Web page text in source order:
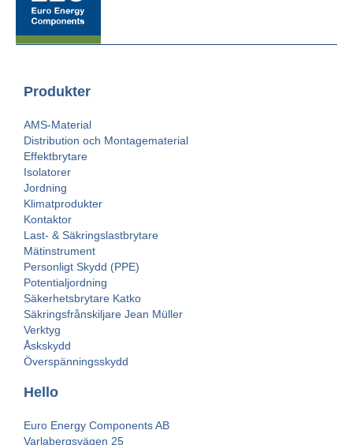
Produkter
AMS-Material
Distribution och Montagematerial
Effektbrytare
Isolatorer
Jordning
Klimatprodukter
Kontaktor
Last- & Säkringslastbrytare
Mätinstrument
Personligt Skydd (PPE)
Potentialjordning
Säkerhetsbrytare Katko
Säkringsfrånskiljare Jean Müller
Verktyg
Åskskydd
Överspänningsskydd
Hello
Euro Energy Components AB
Varlabergsvägen 25